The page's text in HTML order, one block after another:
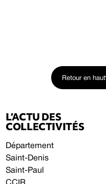
Retour en haut
L’ACTU DES
COLLECTIVITÉS
Département
Saint-Denis
Saint-Paul